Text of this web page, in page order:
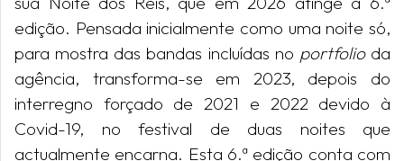
edição. Pensada inicialmente como uma noite só,
para mostra das bandas incluídas no portfolioda
agência, transforma-se em 2023, depois do
interregno forçado de 2021 e 2022 devido à
Covid-19, no festival de duas noites que
actualmente encarna. Esta 6.ª edição conta com